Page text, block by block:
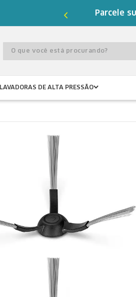
Parcele
O que você está procurando?
LAVADORAS DE ALTA PRESSÃO